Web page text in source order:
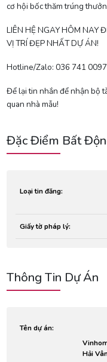
cơ hội bốc thăm trúng
LIÊN HỆ NGAY HÔM NAY
VỊ TRÍ ĐẸP NHẤT DỰ ÁN!
Hotline/Zalo: 036 741
Để lại tin nhắn để nhận bộ
quan nhà mẫu!
Đặc Điểm Bất
Loại tin đăng:
Giấy tờ pháp lý:
Thông Tin Dự Án
Tên dự án:
Hải